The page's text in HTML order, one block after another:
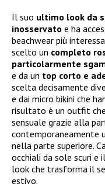
Il suo ultimo look da
inosservato e ha
beachwear più
scelto un completo
particolarmente
e da un top corto e
scelta decisamente
e dai micro bikini che
risultato è un outfit
sensuale grazie alla
contemporaneamente
nella parte superiore.
occhiali da sole scuri e
look che trasforma il
estivo.